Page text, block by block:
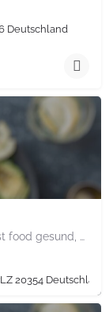
Deutschland
mit reichhaltigen bowls beweist rå, dass fast food gesund, nachhaltig und hundertprozentig vegan sein kann.…
20354 Deutschland